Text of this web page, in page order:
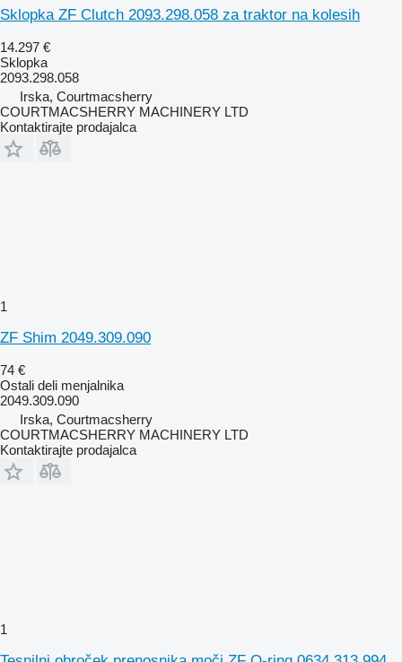
Sklopka ZF Clutch 2093.298.058 za traktor na kolesih
14.297 €
Sklopka
2093.298.058
Irska, Courtmacsherry
COURTMACSHERRY MACHINERY LTD
Kontaktirajte prodajalca
1
ZF Shim 2049.309.090
74 €
Ostali deli menjalnika
2049.309.090
Irska, Courtmacsherry
COURTMACSHERRY MACHINERY LTD
Kontaktirajte prodajalca
1